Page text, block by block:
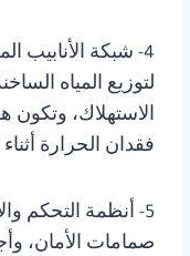
4- شبكة الأنابيب
لتوزيع المياه
الاستهلاك، وتكون
فقدان الحرارة أثناء
5- أنظمة التحكم
صمامات الأمان،